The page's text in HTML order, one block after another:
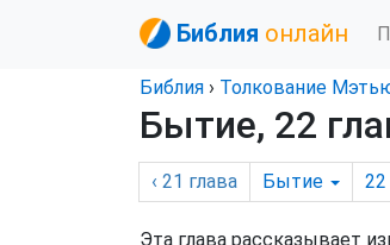
Библия онлайн
Библия › Толкование
Бытие, 22
‹ 21 глава Бытие 22
Эта глава рассказывает